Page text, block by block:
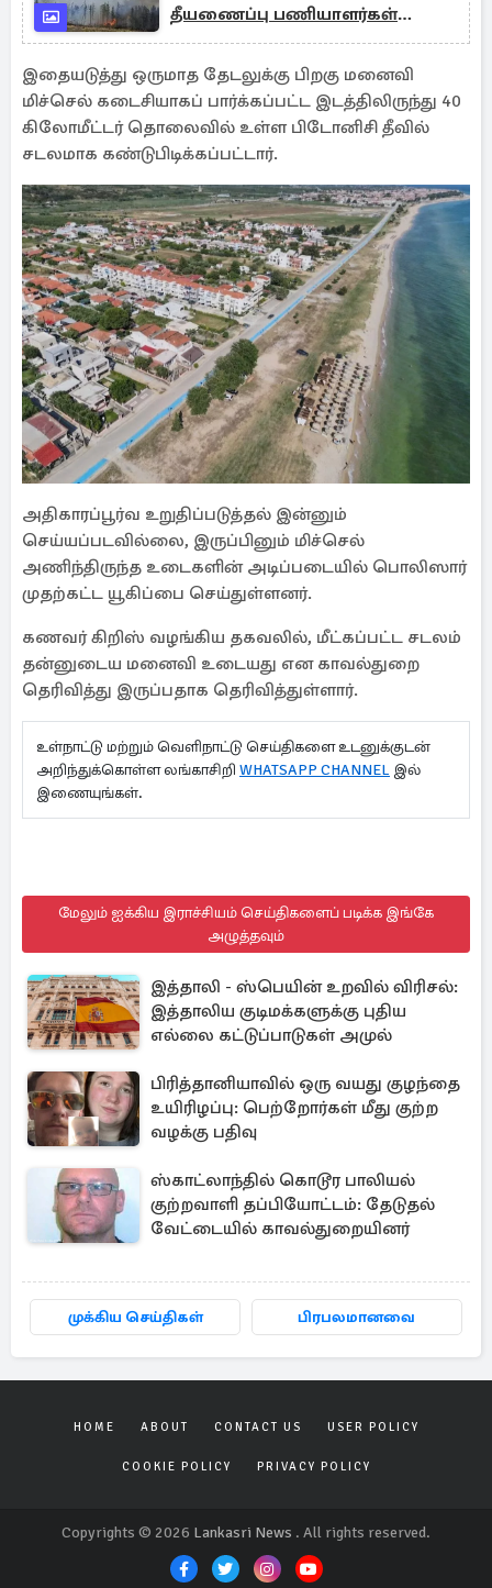
தீயணைப்பு பணியாளர்கள்
எண்ணிக்கை
இதையடுத்து ஒருமாத தேடலுக்கு பிறகு மனைவி
மிச்செல் கடைசியாகப் பார்க்கப்பட்ட இடத்திலிருந்து 40
கிலோமீட்டர் தொலைவில் உள்ள பிடோனிசி தீவில்
சடலமாக கண்டுபிடிக்கப்பட்டார்.
அதிகாரப்பூர்வ உறுதிப்படுத்தல் இன்னும்
செய்யப்படவில்லை, இருப்பினும் மிச்செல்
அணிந்திருந்த உடைகளின் அடிப்படையில் பொலிஸார்
முதற்கட்ட யூகிப்பை செய்துள்ளனர்.
கணவர் கிறிஸ் வழங்கிய தகவலில், மீட்கப்பட்ட சடலம்
தன்னுடைய மனைவி உடையது என காவல்துறை
தெரிவித்து இருப்பதாக தெரிவித்துள்ளார்.
உள்நாட்டு மற்றும் வெளிநாட்டு செய்திகளை உடனுக்குடன்
அறிந்துக்கொள்ள லங்காசிறி WHATSAPP CHANNEL இல்
இணையுங்கள்.
மேலும் ஐக்கிய இராச்சியம் செய்திகளைப் படிக்க இங்கே
அழுத்தவும்
இத்தாலி - ஸ்பெயின் உறவில் விரிசல்:
இத்தாலிய குடிமக்களுக்கு புதிய
எல்லை கட்டுப்பாடுகள் அமுல்
பிரித்தானியாவில் ஒரு வயது குழந்தை
உயிரிழப்பு: பெற்றோர்கள் மீது குற்ற
வழக்கு பதிவு
ஸ்காட்லாந்தில் கொடூர பாலியல்
குற்றவாளி தப்பியோட்டம்: தேடுதல்
வேட்டையில் காவல்துறையினர்
முக்கிய செய்திகள் பிரபலமானவை
HOME ABOUT CONTACT US USER POLICY
COOKIE POLICY PRIVACY POLICY
Copyrights © 2026 Lankasri News . All rights reserved.